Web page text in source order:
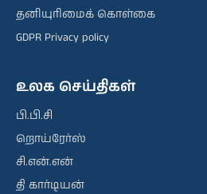
தனியுரிமைக் கொள்கை
GDPR Privacy policy
உலக செய்திகள்
பி.பி.சி
றொய்ரேர்ஸ்
சி.என்.என்
தி கார்டியன்